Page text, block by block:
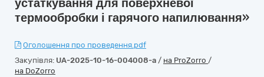
устаткування для поверхневої
термообробки і гарячого напилювання»
Оголошення про проведення.pdf
Закупівля: UA-2025-10-16-004008-a / на ProZorro /
на DoZorro